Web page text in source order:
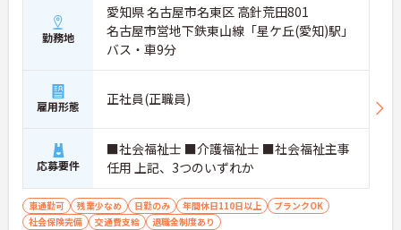
勤務地
愛知県 名古屋市名東区 高針荒田801
名古屋市営地下鉄東山線「星ケ丘(愛知)駅」
バス・車9分
雇用形態 正社員(正職員)
応募要件
■社会福祉士 ■介護福祉士 ■社会福祉主事
任用 上記、3つのいずれか
車通勤可 残業少なめ 日勤のみ 年間休日110日以上
ブランクOK
社会保険完備
交通費支給 退職金制度あり